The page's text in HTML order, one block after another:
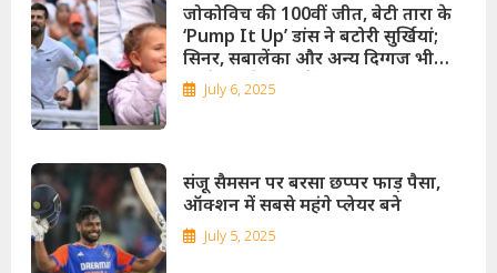
जोकोविच की 100वीं जीत, बेटी तारा के
‘Pump It Up’ डांस ने बटोरी सुर्खियां;
सिनर, सबालेंका और अन्य दिग्गज भी
पहुंचे अगले राउंड में!
July 6, 2025
संजू सैमसन पर बरसा छप्‍पर फाड़ पैसा,
ऑक्‍शन में सबसे महंगे प्‍लेयर बने
July 5, 2025